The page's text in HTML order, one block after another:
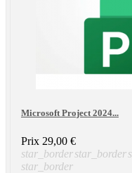
Microsoft Project 2024...
Prix 29,00 €
star_borderstar_border
star_border